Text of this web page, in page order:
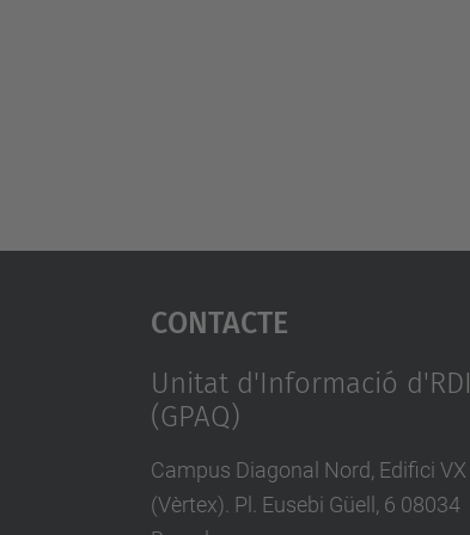
Contacte
Unitat d'Informació d'RDI
(GPAQ)
Campus Diagonal Nord, Edifici VX
(Vèrtex). Pl. Eusebi Güell, 6 08034